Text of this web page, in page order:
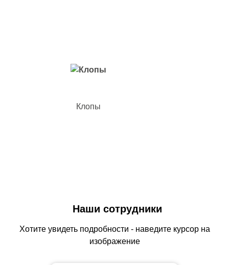
Клопы
Наши сотрудники
Хотите увидеть подробности - наведите курсор на
изображение